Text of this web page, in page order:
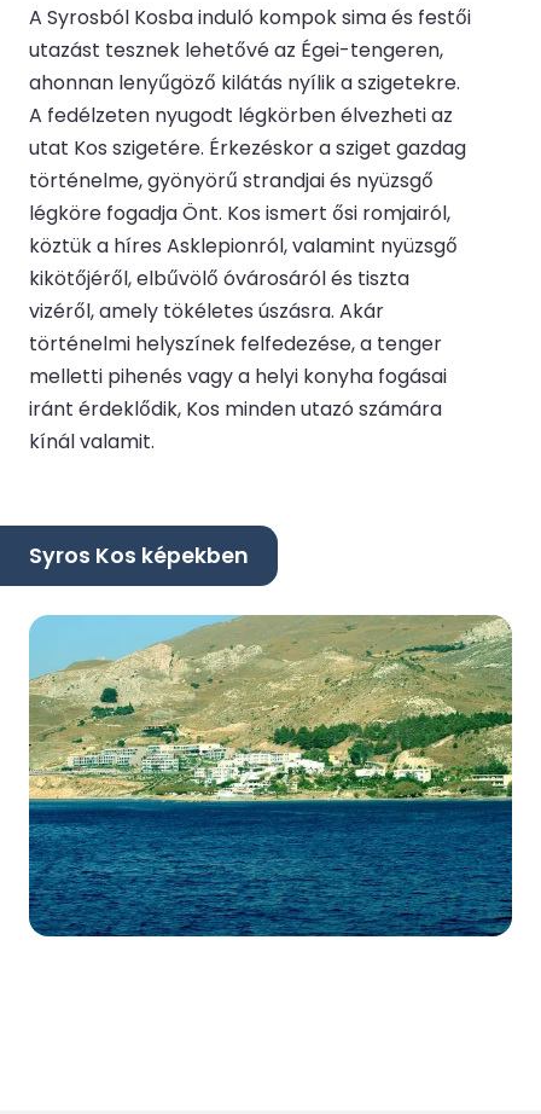
A Syrosból Kosba induló kompok sima és festői
utazást tesznek lehetővé az Égei-tengeren,
ahonnan lenyűgöző kilátás nyílik a szigetekre.
A fedélzeten nyugodt légkörben élvezheti az
utat Kos szigetére. Érkezéskor a sziget gazdag
történelme, gyönyörű strandjai és nyüzsgő
légköre fogadja Önt. Kos ismert ősi romjairól,
köztük a híres Asklepionról, valamint nyüzsgő
kikötőjéről, elbűvölő óvárosáról és tiszta
vizéről, amely tökéletes úszásra. Akár
történelmi helyszínek felfedezése, a tenger
melletti pihenés vagy a helyi konyha fogásai
iránt érdeklődik, Kos minden utazó számára
kínál valamit.
Syros Kos képekben